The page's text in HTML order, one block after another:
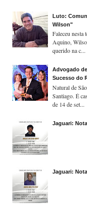
Luto:
Wilson"
Faleceu
Aquino,
querido na c...
Advogado
Sucesso do
Natural de
Santiago. É
de 14 de set...
Jaguari:
Jaguari: